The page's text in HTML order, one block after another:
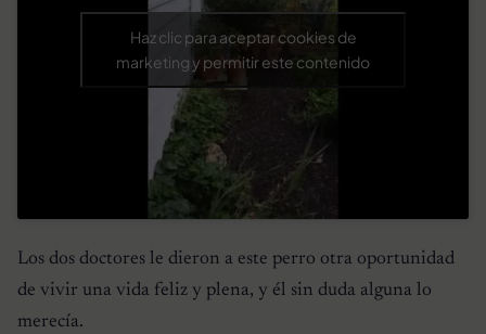
Haz clic para aceptar cookies de
marketing y permitir este contenido
Los dos doctores le dieron a este perro otra oportunidad
de vivir una vida feliz y plena, y él sin duda alguna lo
merecía.